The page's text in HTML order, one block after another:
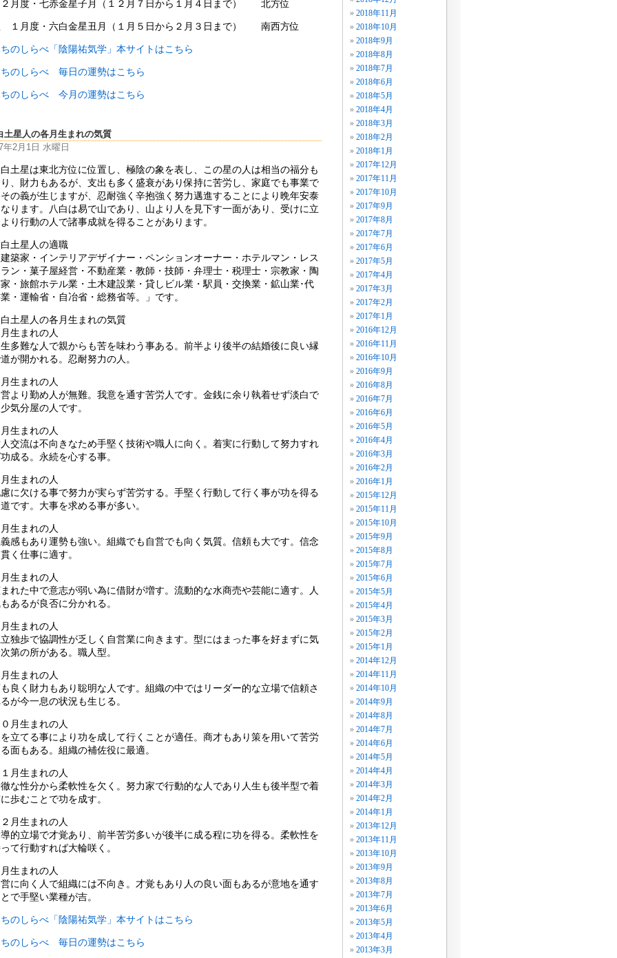
2018年11月
2018年10月
2018年9月
2018年8月
2018年7月
2018年6月
2018年5月
2018年4月
2018年3月
2018年2月
2018年1月
2017年12月
2017年11月
2017年10月
2017年9月
2017年8月
2017年7月
2017年6月
2017年5月
2017年4月
2017年3月
2017年2月
2017年1月
2016年12月
2016年11月
2016年10月
2016年9月
2016年8月
2016年7月
2016年6月
2016年5月
2016年4月
2016年3月
2016年2月
2016年1月
2015年12月
2015年11月
2015年10月
2015年9月
2015年8月
2015年7月
2015年6月
2015年5月
2015年4月
2015年3月
2015年2月
2015年1月
2014年12月
2014年11月
2014年10月
2014年9月
2014年8月
2014年7月
2014年6月
2014年5月
2014年4月
2014年3月
2014年2月
2014年1月
2013年12月
2013年11月
2013年10月
2013年9月
2013年8月
2013年7月
2013年6月
2013年5月
2013年4月
2013年3月
月度・七赤金星子月（１２月７日から１月４日まで） 北方位
１月度・六白金星丑月（１月５日から２月３日まで） 南西方位
のしらべ「陰陽祐気学」本サイトはこちら
のしらべ 毎日の運勢はこちら
のしらべ 今月の運勢はこちら
土星人の各月生まれの気質
年2月1日 水曜日
土星は東北方位に位置し、極陰の象を表し、この星の人は相当の福分も
、財力もあるが、支出も多く盛衰があり保持に苦労し、家庭でも事業で
の義が生じますが、忍耐強く辛抱強く努力邁進することにより晩年安泰
ります。八白は易で山であり、山より人を見下す一面があり、受けに立
り行動の人で諸事成就を得ることがあります。
土星人の適職
築家・インテリアデザイナー・ペンションオーナー・ホテルマン・レス
ン・菓子屋経営・不動産業・教師・技師・弁理士・税理士・宗教家・陶
・旅館ホテル業・土木建設業・貸しビル業・駅員・交換業・鉱山業･代
・運輸省・自冶省・総務省等。」です。
土星人の各月生まれの気質
生まれの人
多難な人で親からも苦を味わう事ある。前半より後半の結婚後に良い縁
が開かれる。忍耐努力の人。
生まれの人
より勤め人が無難。我意を通す苦労人です。金銭に余り執着せず淡白で
気分屋の人です。
生まれの人
交流は不向きなため手堅く技術や職人に向く。着実に行動して努力すれ
成る。永続を心する事。
生まれの人
に欠ける事で努力が実らず苦労する。手堅く行動して行く事が功を得る
です。大事を求める事が多い。
生まれの人
感もあり運勢も強い。組織でも自営でも向く気質。信頼も大です。信念
く仕事に適す。
生まれの人
れた中で意志が弱い為に借財が増す。流動的な水商売や芸能に適す。人
あるが良否に分かれる。
生まれの人
独歩で協調性が乏しく自営業に向きます。型にはまった事を好まずに気
第の所がある。職人型。
生まれの人
良く財力もあり聡明な人です。組織の中ではリーダー的な立場で信頼さ
が今一息の状況も生じる。
月生まれの人
立てる事により功を成して行くことが適任。商才もあり策を用いて苦労
面もある。組織の補佐役に最適。
月生まれの人
な性分から柔軟性を欠く。努力家で行動的な人であり人生も後半型で着
歩むことで功を成す。
月生まれの人
的立場で才覚あり、前半苦労多いが後半に成る程に功を得る。柔軟性を
て行動すれば大輪咲く。
生まれの人
に向く人で組織には不向き。才覚もあり人の良い面もあるが意地を通す
で手堅い業種が吉。
のしらべ「陰陽祐気学」本サイトはこちら
のしらべ 毎日の運勢はこちら